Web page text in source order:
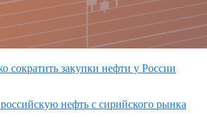
сократить закупки нефти у России
нефть с сирийского рынка